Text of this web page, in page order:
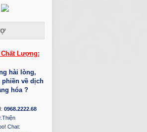
Chất Lượng:
hài lòng,
phiền về dịch
hóa ?
0968.2222.68
Chat: